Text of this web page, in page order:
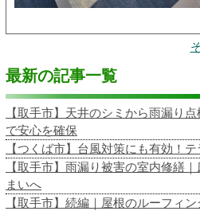
最新の記事一覧
【取手市】天井のシミから雨漏り
で安心を確保
【つくば市】台風対策にも有効！
【取手市】雨漏り被害の室内修繕
まいへ
【取手市】続編｜屋根のルーフィ